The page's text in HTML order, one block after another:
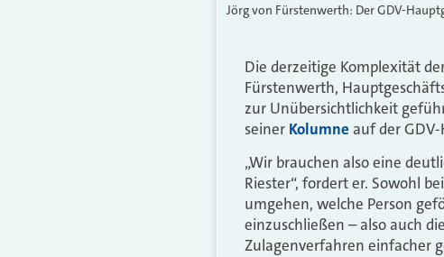
Jörg von Fürstenwerth: Der GDV-
Die derzeitige Komplexität
Fürstenwerth,
zur Unübersichtlichkeit
seiner Kolumne auf der
„Wir brauchen also eine
Riester“, fordert er. Sowohl
umgehen, welche Person
einzuschließen – also auch
Zulagenverfahren einfacher